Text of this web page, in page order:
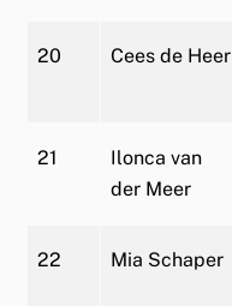
20 Cees de Heer
21
Ilonca van
der Meer
22 Mia Schaper